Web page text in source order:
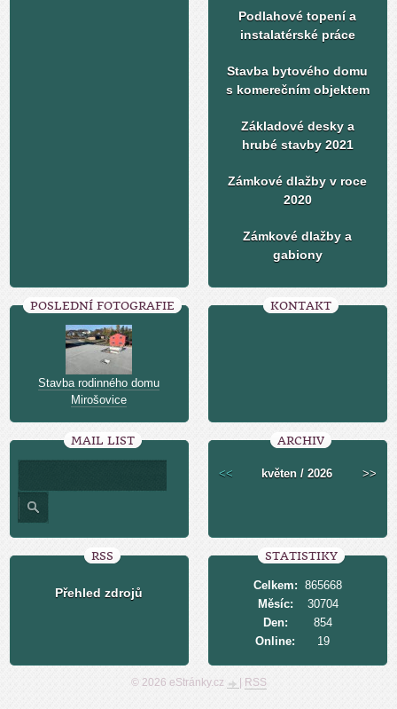
Podlahové topení a
instalatérské práce
Stavba bytového domu
s komerečním objektem
Základové desky a
hrubé stavby 2021
Zámkové dlažby v roce
2020
Zámkové dlažby a
gabiony
POSLEDNÍ FOTOGRAFIE
Stavba rodinného domu
Mirošovice
KONTAKT
MAIL LIST ARCHIV
<< květen / 2026 >>
RSS
Přehled zdrojů
STATISTIKY
Online: 19
Celkem: 865668
Měsíc:
30704
Den:
854
© 2026 eStránky.cz RSS